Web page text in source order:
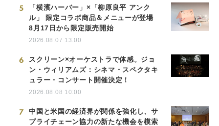
5
「横濱ハーバー」×「柳原良平 アンク
ル」 限定コラボ商品＆メニューが登場
8月17日から限定販売開始
2026.08.07 13:00
6
スクリーン×オーケストラで体感。ジョ
ン・ウィリアムズ：シネマ・スペクタキ
ュラー・コンサート開催決定！
2026.08.08 10:00
7
中国と米国の経済界が関係を強化し、サ
プライチェーン協力の新たな機会を模索